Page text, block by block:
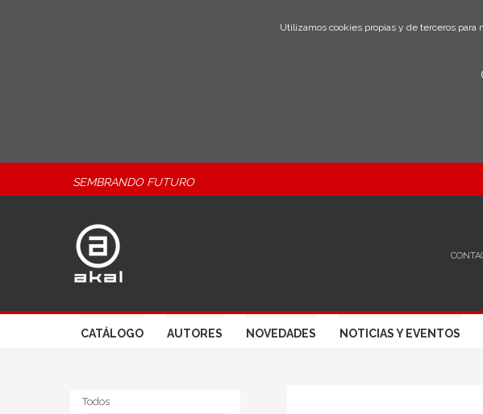
Utilizamos cookies propias y de terceros
SEMBRANDO FUTURO
CATÁLOGO AUTORES NOVEDADES NOTICIAS Y EVENTOS
Todos